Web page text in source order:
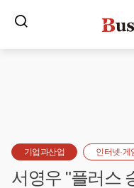
기업과산업 인터넷·게
서영우 "플러스